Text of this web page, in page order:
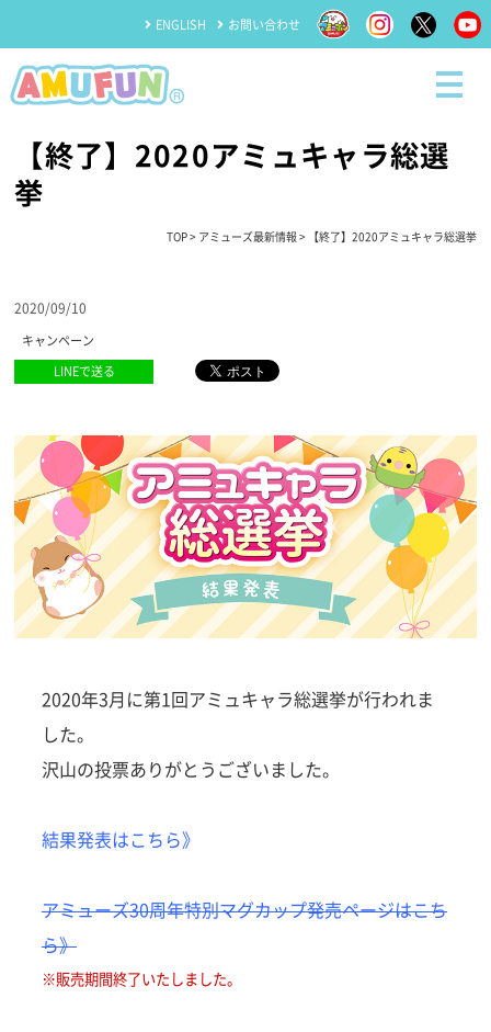
ENGLISH お問い合わせ
【終了】2020アミュキャラ総選
挙
TOP> アミューズ最新情報> 【終了】2020アミュキャラ総選挙
2020/09/10
キャンペーン
LINEで送る
2020年3月に第1回アミュキャラ総選挙が行われま
した。
沢山の投票ありがとうございました。
結果発表はこちら》
アミューズ30周年特別マグカップ発売ページはこち
ら》
※販売期間終了いたしました。